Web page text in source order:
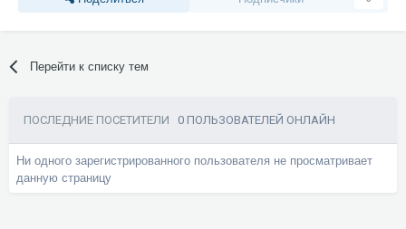
Перейти к списку тем
ПОСЛЕДНИЕ ПОСЕТИТЕЛИ 0 ПОЛЬЗОВАТЕЛЕЙ ОНЛАЙН
Ни одного зарегистрированного пользователя не просматривает
данную страницу